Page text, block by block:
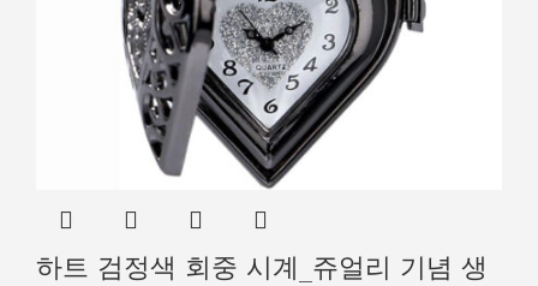
하트 검정색 회중 시계_쥬얼리 기념 생